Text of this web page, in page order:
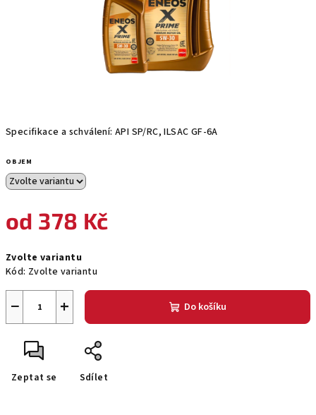
Specifikace a schválení: API SP/RC, ILSAC GF-6A
OBJEM
od 378 Kč
cena:
Zvolte variantu
Kód: Zvolte variantu
+
− Do košíku
Zeptat se Sdílet